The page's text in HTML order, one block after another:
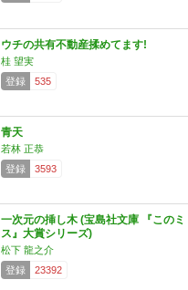
ウチの共有不動産揉めてます!
桂 望実
登録
535
青天
若林 正恭
登録
3593
一次元の挿し木 (宝島社文庫 『このミ
ス』大賞シリーズ)
松下 龍之介
登録
23392